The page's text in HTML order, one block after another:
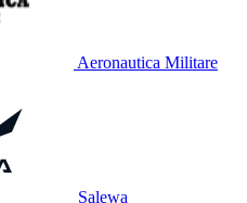
Aeronautica Militare
Salewa